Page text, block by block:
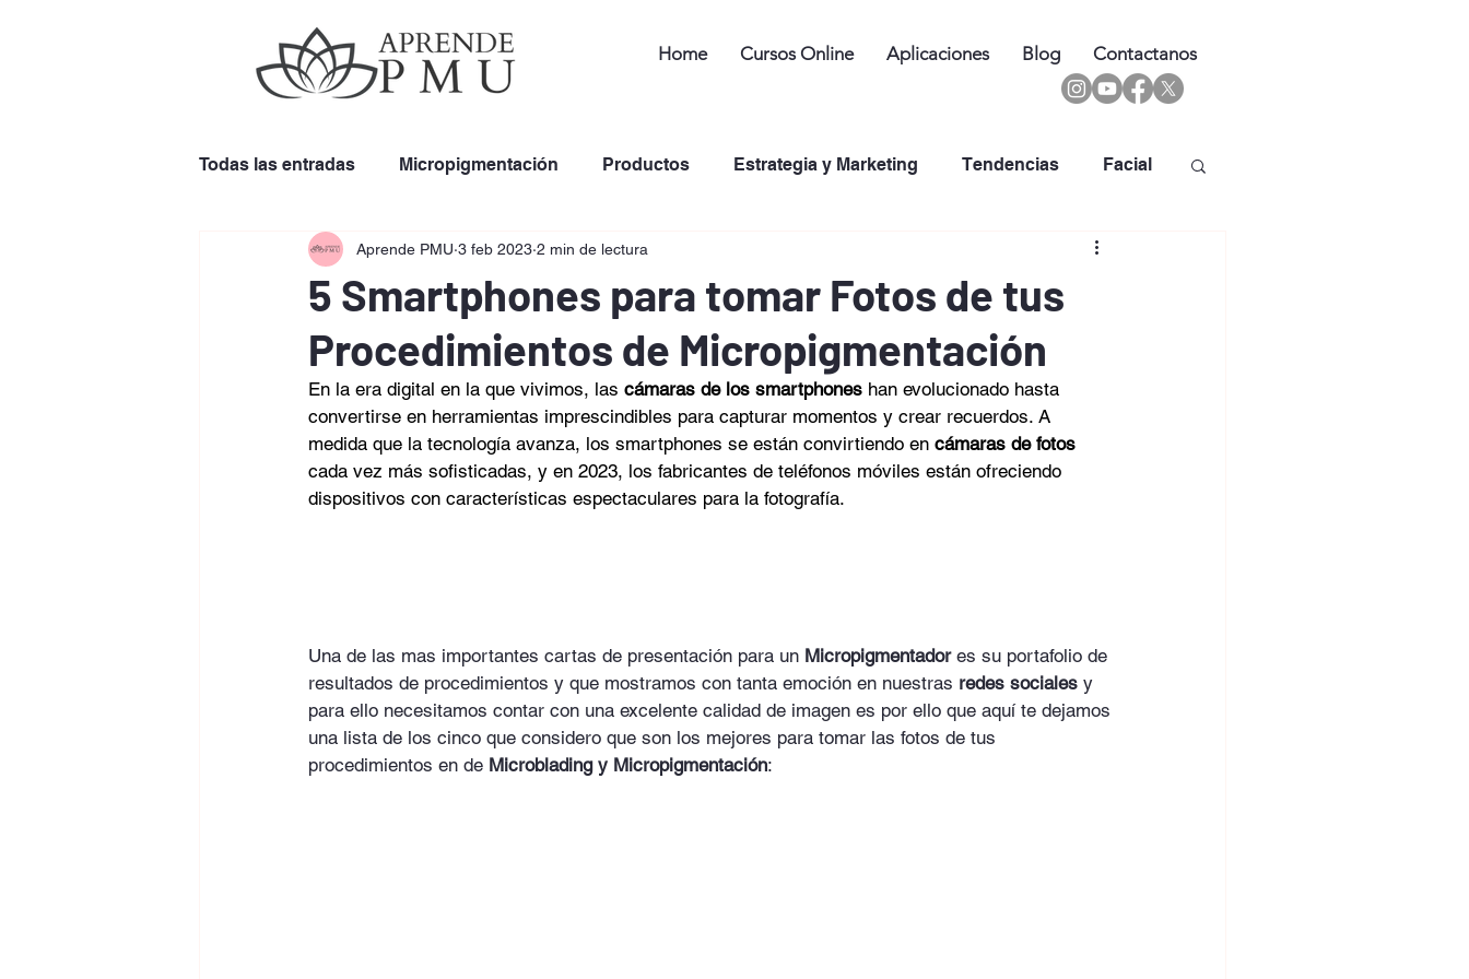
Home Cursos Online Aplicaciones Blog Contactanos
Todas las entradas Micropigmentación Productos Estrategia y Marketing Tendencias Facial
Remoción de Cejas Uso de Tintas de Tatuaje en PMU
5 Smartphones para tomar Fotos de tus
Procedimientos de Micropigmentación
Aprende PMU 3 feb 2023 2 min de lectura
En la era digital en la que vivimos, las cámaras de los smartphones han evolucionado hasta
convertirse en herramientas imprescindibles para capturar momentos y crear recuerdos. A
medida que la tecnología avanza, los smartphones se están convirtiendo en cámaras de fotos
cada vez más sofisticadas, y en 2023, los fabricantes de teléfonos móviles están ofreciendo
dispositivos con características espectaculares para la fotografía.
Una de las mas importantes cartas de presentación para un Micropigmentador es su portafolio de
resultados de procedimientos y que mostramos con tanta emoción en nuestras redes sociales y
para ello necesitamos contar con una excelente calidad de imagen es por ello que aquí te dejamos
una lista de los cinco que considero que son los mejores para tomar las fotos de tus
procedimientos en de Microblading y Micropigmentación: